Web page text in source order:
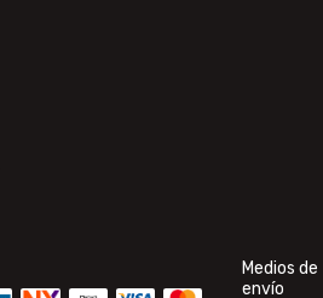
Medios de
envío